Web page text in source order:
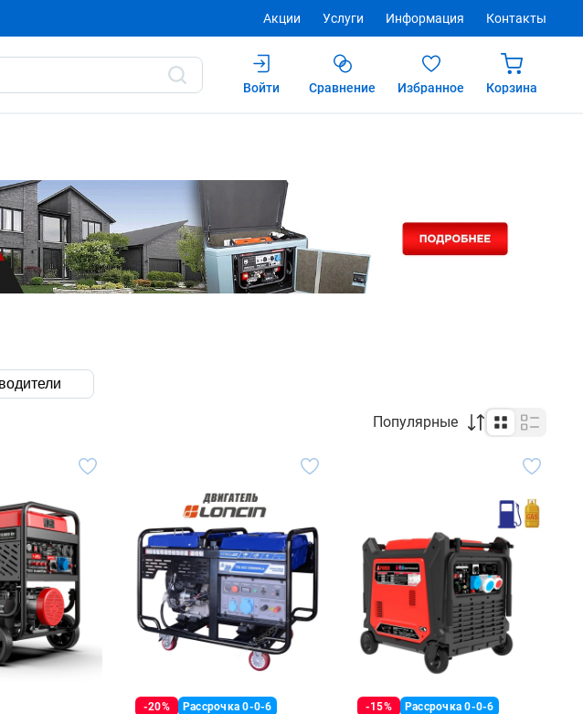
Акции Услуги Информация Контакты
Войти
Сравнение Избранное Корзина
Популярные
-20% Рассрочка 0-0-6 -15% Рассрочка 0-0-6